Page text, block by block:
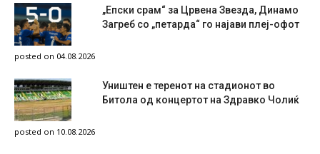
„Епски срам“ за Црвена Звезда, Динамо
Загреб со „петарда“ го најави плеј-офот
posted on 04.08.2026
Уништен е теренот на стадионот во
Битола од концертот на Здравко Чолиќ
posted on 10.08.2026